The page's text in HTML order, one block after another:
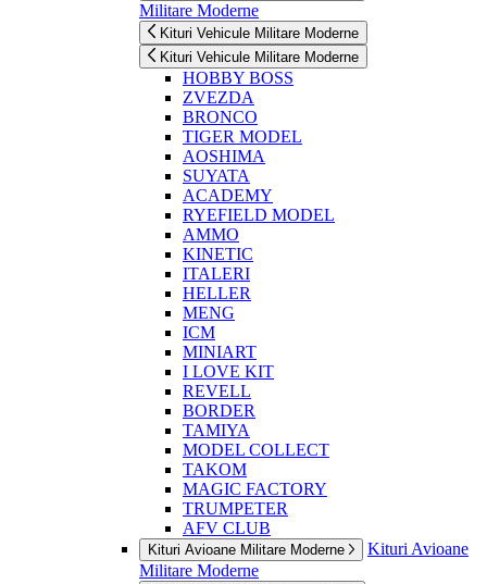
Militare Moderne
Kituri Vehicule Militare Moderne
Kituri Vehicule Militare Moderne
HOBBY BOSS
ZVEZDA
BRONCO
TIGER MODEL
AOSHIMA
SUYATA
ACADEMY
RYEFIELD MODEL
AMMO
KINETIC
ITALERI
HELLER
MENG
ICM
MINIART
I LOVE KIT
REVELL
BORDER
TAMIYA
MODEL COLLECT
TAKOM
MAGIC FACTORY
TRUMPETER
AFV CLUB
Kituri Avioane Militare Moderne
Kituri Avioane
Militare Moderne